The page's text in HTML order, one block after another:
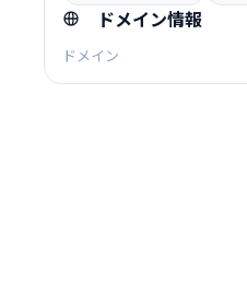
ドメイン情報
ドメイン